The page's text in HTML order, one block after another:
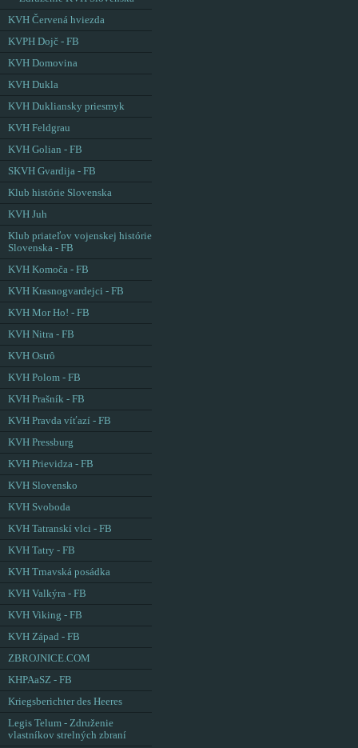
KVH Červená hviezda
KVPH Dojč - FB
KVH Domovina
KVH Dukla
KVH Dukliansky priesmyk
KVH Feldgrau
KVH Golian - FB
SKVH Gvardija - FB
Klub histórie Slovenska
KVH Juh
Klub priateľov vojenskej histórie
Slovenska - FB
KVH Komoča - FB
KVH Krasnogvardejci - FB
KVH Mor Ho! - FB
KVH Nitra - FB
KVH Ostrô
KVH Polom - FB
KVH Prašník - FB
KVH Pravda víťazí - FB
KVH Pressburg
KVH Prievidza - FB
KVH Slovensko
KVH Svoboda
KVH Tatranskí vlci - FB
KVH Tatry - FB
KVH Trnavská posádka
KVH Valkýra - FB
KVH Viking - FB
KVH Západ - FB
ZBROJNICE.COM
KHPAaSZ - FB
Kriegsberichter des Heeres
Legis Telum - Združenie
vlastníkov strelných zbraní